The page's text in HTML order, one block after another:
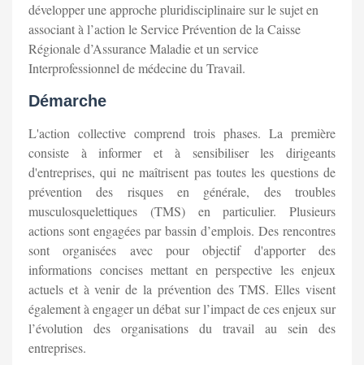
développer une approche pluridisciplinaire sur le sujet en
associant à l’action le Service Prévention de la Caisse
Régionale d’Assurance Maladie et un service
Interprofessionnel de médecine du Travail.
Démarche
L'action collective comprend trois phases. La première
consiste à informer et à sensibiliser les dirigeants
d'entreprises, qui ne maîtrisent pas toutes les questions de
prévention des risques en générale, des troubles
musculosquelettiques (TMS) en particulier. Plusieurs
actions sont engagées par bassin d’emplois. Des rencontres
sont organisées avec pour objectif d'apporter des
informations concises mettant en perspective les enjeux
actuels et à venir de la prévention des TMS. Elles visent
également à engager un débat sur l’impact de ces enjeux sur
l’évolution des organisations du travail au sein des
entreprises.